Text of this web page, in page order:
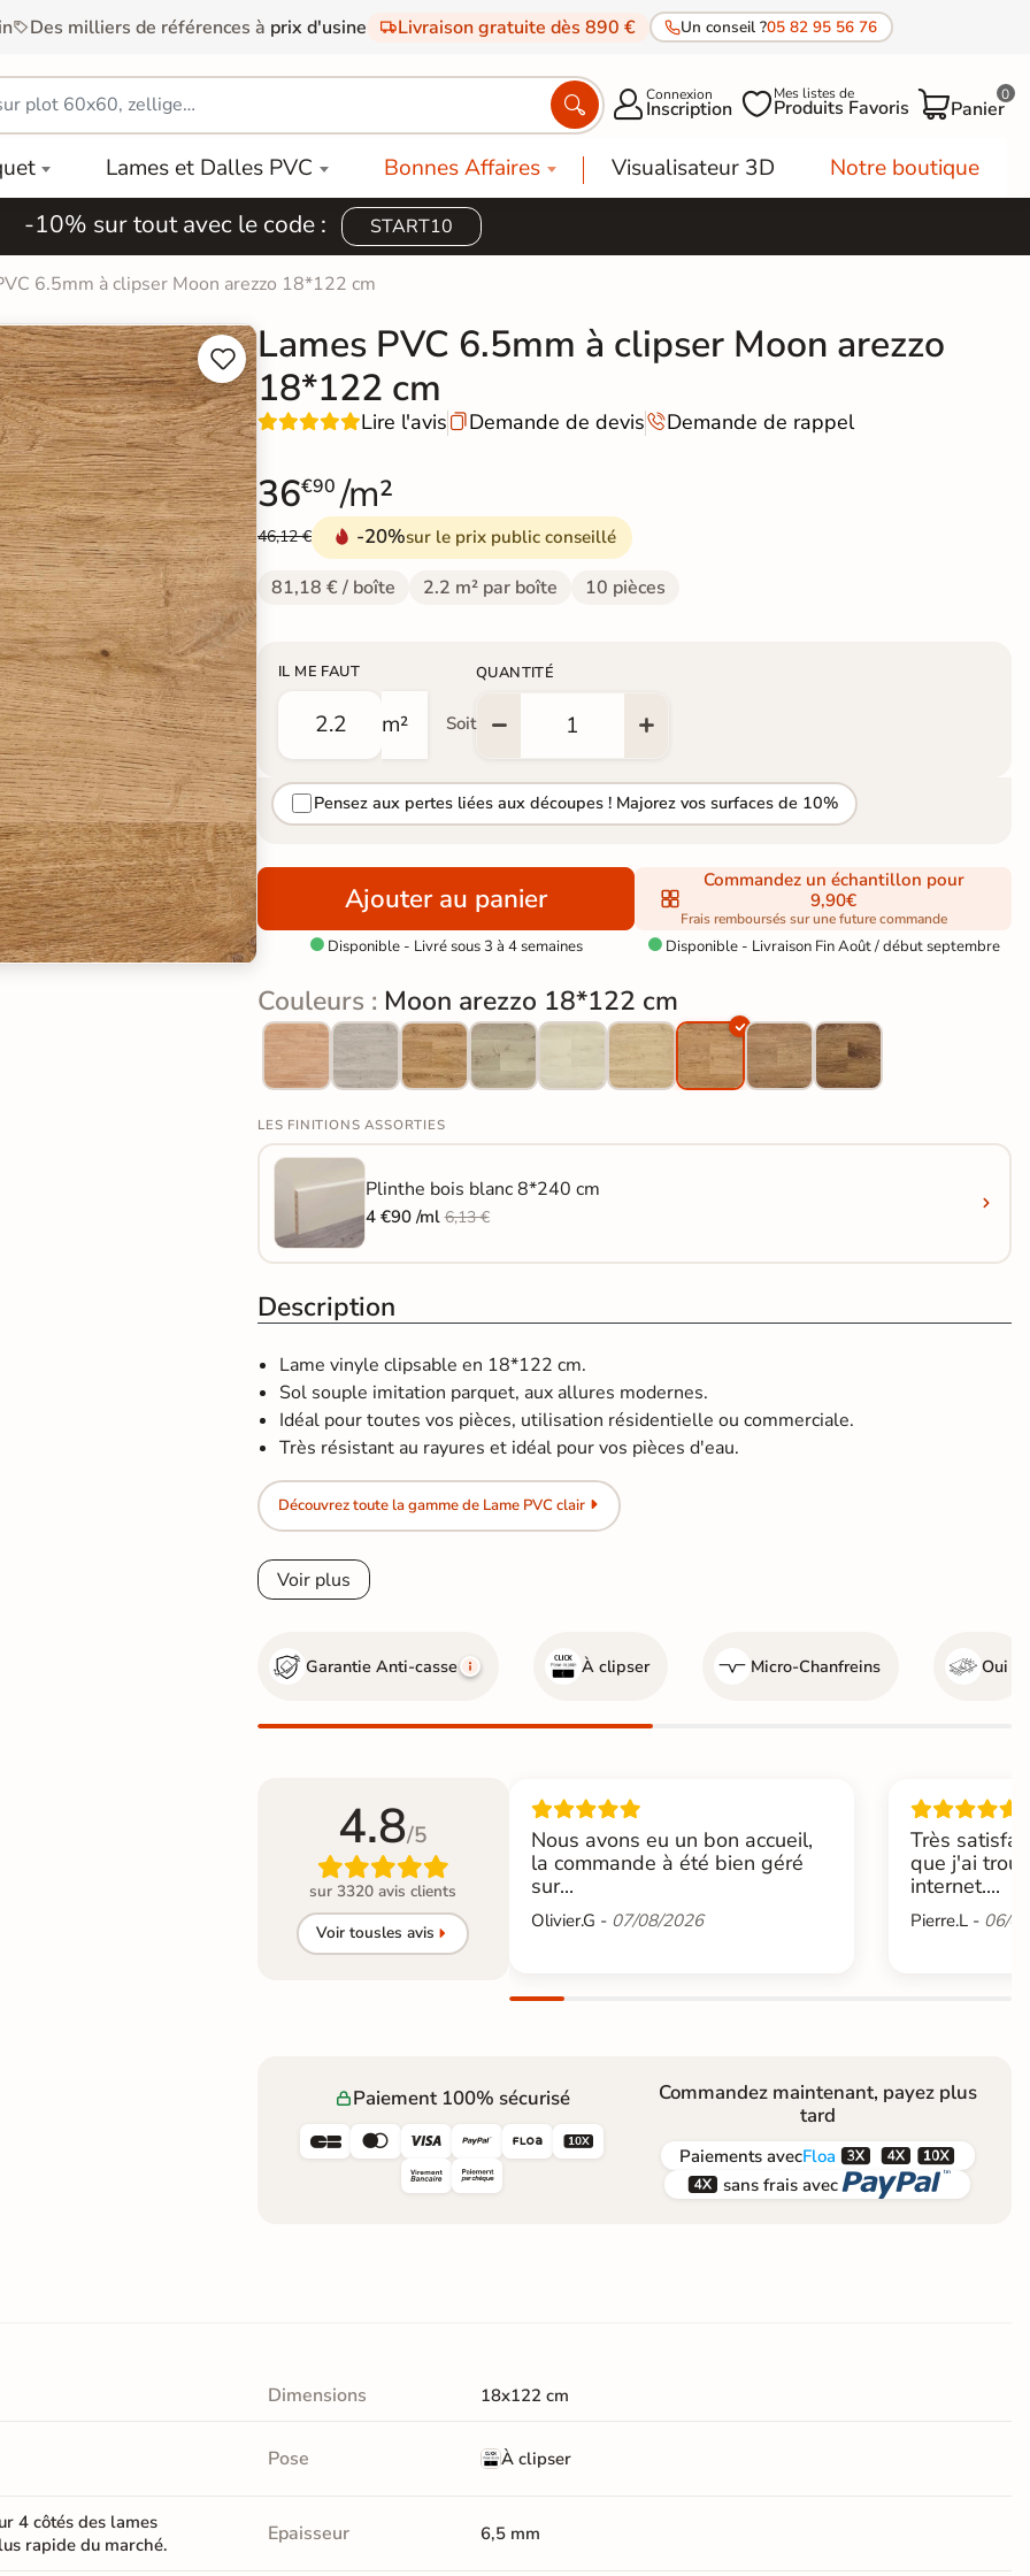
Des milliers de références à prix d'usine Livraison gratuite dès 890 € Un conseil ?05 82 95 56 76
 Connexion
Inscription Mes listes de
Produits Favoris Panier
0
Lames et Dalles PVC Bonnes Affaires Visualisateur 3D Notre boutique
-10% sur tout avec le code : START10
6.5mm à clipser Moon arezzo 18*122 cm


Lames PVC 6.5mm à clipser Moon arezzo
18*122 cm
Lire l'avis Demande de devisDemande de rappel
36€90 /m²
46,12 € -20%sur le prix public conseillé
81,18 € / boîte 2.2 m² par boîte 10 pièces
IL ME FAUT
m² Soit
QUANTITÉ
Pensez aux pertes liées aux découpes ! Majorez vos surfaces de 10%
Ajouter au panier
 Disponible - Livré sous 3 à 4 semaines
Commandez un échantillon pour
9,90€
Frais remboursés sur une future commande
Disponible - Livraison Fin Août / début septembre
Couleurs : Moon arezzo 18*122 cm
LES FINITIONS ASSORTIES
Plinthe bois blanc 8*240 cm
4 €90 /ml6,13 €
Description
Lame vinyle clipsable en 18*122 cm.
Sol souple imitation parquet, aux allures modernes.
Idéal pour toutes vos pièces, utilisation résidentielle ou commerciale.
Très résistant au rayures et idéal pour vos pièces d'eau.
Découvrez toute la gamme de Lame PVC clair
Voir plus
Garantie Anti-casse À clipser Micro-Chanfreins Oui
4.8/5

sur 3320 avis clients
Voir tousles avis
Nous avons eu un bon accueil,
la commande à été bien géré
sur...
Olivier.G - 07/08/2026
Très
que j'ai
internet....
Pierre.L - 06/
Paiement 100% sécurisé
     
Commandez maintenant, payez plus
tard
PaiementsavecFloa  
 sans frais avec 
Dimensions 18x122 cm
Pose À clipser
4 côtés des lames
rapide du marché.
Epaisseur 6,5 mm